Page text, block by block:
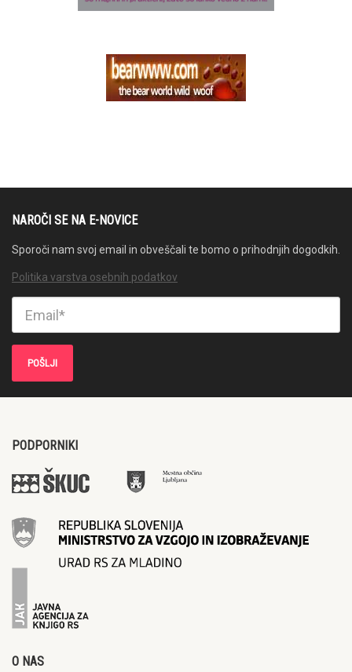
NAROČI SE NA E-NOVICE
Sporoči nam svoj email in obveščali te bomo o prihodnjih dogodkih.
Politika varstva osebnih podatkov
PODPORNIKI
O NAS